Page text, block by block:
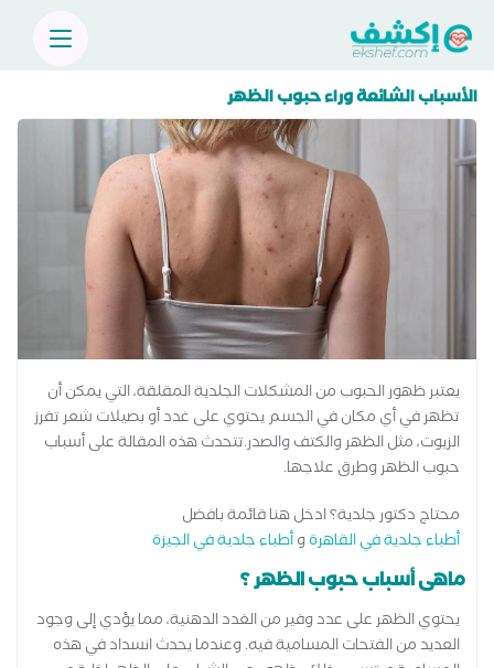
الأسباب الشائعة وراء حبوب الظهر
يعتبر ظهور الحبوب من المشكلات الجلدية المقلقة، التي يمكن أن
تظهر في أي مكان في الجسم يحتوي على غدد أو بصيلات شعر تفرز
الزيوت، مثل الظهر والكتف والصدر.تتحدث هذه المقالة على أسباب
حبوب الظهر وطرق علاجها.
محتاج دكتور جلدية؟ ادخل هنا قائمة بافضل
أطباء جلدية في القاهرةوأطباء جلدية في الجيزة
ماهى أسباب حبوب الظهر ؟
يحتوي الظهر على عدد وفير من الغدد الدهنية، مما يؤدي إلى وجود
العديد من الفتحات المسامية فيه. وعندما يحدث انسداد في هذه